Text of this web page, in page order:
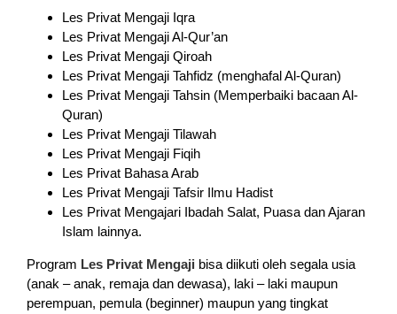
Les Privat Mengaji Iqra
Les Privat Mengaji Al-Qur’an
Les Privat Mengaji Qiroah
Les Privat Mengaji Tahfidz (menghafal Al-Quran)
Les Privat Mengaji Tahsin (Memperbaiki bacaan Al-
Quran)
Les Privat Mengaji Tilawah
Les Privat Mengaji Fiqih
Les Privat Bahasa Arab
Les Privat Mengaji Tafsir Ilmu Hadist
Les Privat Mengajari Ibadah Salat, Puasa dan Ajaran
Islam lainnya.
Program Les Privat Mengaji bisa diikuti oleh segala usia
(anak – anak, remaja dan dewasa), laki – laki maupun
perempuan, pemula (beginner) maupun yang tingkat